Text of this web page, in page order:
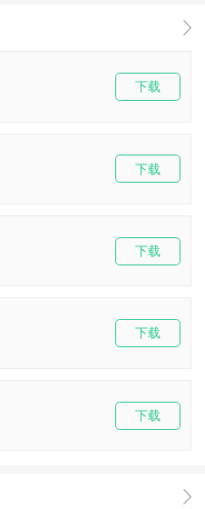
下载
下载
下载
下载
下载